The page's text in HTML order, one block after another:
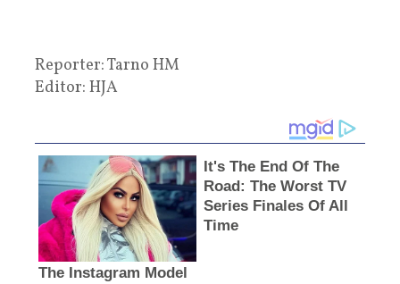
Reporter: Tarno HM
Editor: HJA